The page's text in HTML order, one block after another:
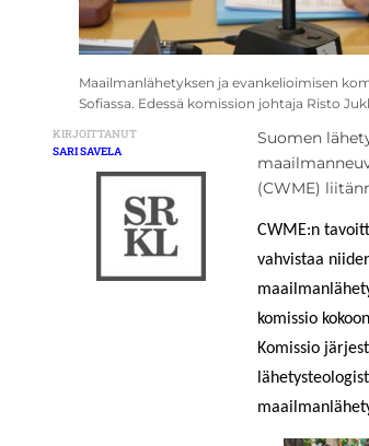
Maailmanlähetyksen ja evankelioimisen
Sofiassa. Edessä komission johtaja Risto
KIRJOITTANUT
SARI SAVELA
Suomen
(CWME)
CWME:n
vahvistaa
komissio
Komissio